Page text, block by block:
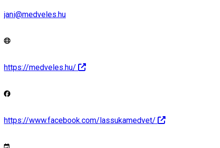
jani@medveles.hu
https://medveles.hu/
https://www.facebook.com/lassukamedvet/